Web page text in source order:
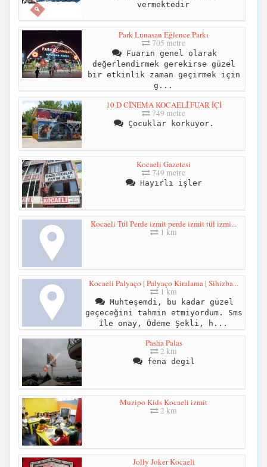
vermektedir
Park Lunasan Eğlence Parkı
705 metre
Fuarın genel olarak
değerlendirmek gerekirse güzel
bir etkinlik zaman geçirmek için
g...
10 D CİNEMA KOCAELİ FUAR İÇİ
749 metre
Çocuklar korkuyor.
Kocaeli Gazetesi
749 metre
Hayırlı işler
Kocaeli Tül Perde izmit perde izmit tül izmi...
1 km
Kocaeli Palyaço | Palyaço Kiralama | Sihizba...
1 km
Muhteşemdi, bu kadar güzel
geçeceğini tahmin etmiyordum. Sms
İle onay, Ödeme Şekli, h...
Pasha Palas
2 km
fena degil
Muzipo Kids Kocaeli izmit
2 km
Jolly Joker Kocaeli